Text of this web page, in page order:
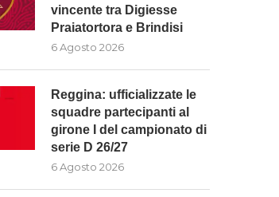
vincente tra Digiesse
Praiatortora e Brindisi
6 Agosto 2026
Reggina: ufficializzate le
squadre partecipanti al
girone I del campionato di
serie D 26/27
6 Agosto 2026